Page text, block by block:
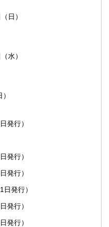
日）
水）
発行）
発行）
発行）
発行）
発行）
発行）